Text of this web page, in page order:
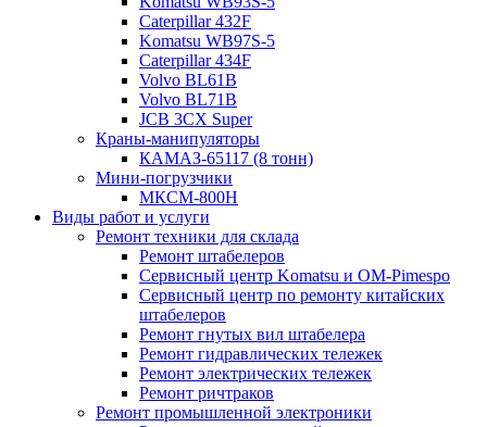
Caterpillar 432F
Komatsu WB97S-5
Caterpillar 434F
Volvo BL61B
Volvo BL71B
JCB 3CX Super
Краны-манипуляторы
КАМАЗ-65117 (8 тонн)
Мини-погрузчики
МКСМ-800H
Виды работ и услуги
Ремонт техники для склада
Ремонт штабелеров
Сервисный центр Komatsu и OM-Pimespo
Сервисный центр по ремонту китайских
штабелеров
Ремонт гнутых вил штабелера
Ремонт гидравлических тележек
Ремонт электрических тележек
Ремонт ричтраков
Ремонт промышленной электроники